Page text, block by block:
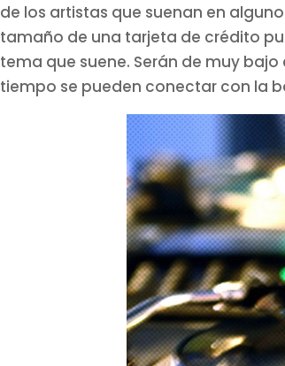
de los artistas que suenan en
tamaño de una tarjeta de crédito
tema que suene. Serán de muy
tiempo se pueden conectar con la